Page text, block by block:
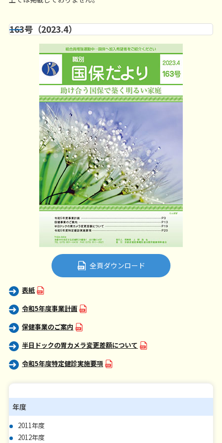
163号（2023.4）
全頁ダウンロード
表紙
令和5年度事業計画
保健事業のご案内
半日ドックの胃カメラ変更差額について
令和5年度特定健診実施要項
年度
2011年度
2012年度